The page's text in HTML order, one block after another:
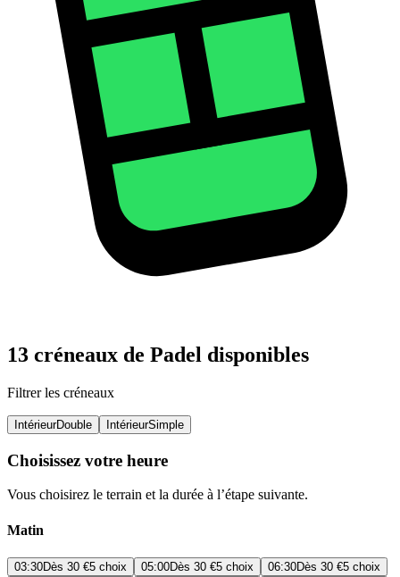
13 créneaux de Padel disponibles
Filtrer les créneaux
IntérieurDouble IntérieurSimple
Choisissez votre heure
Vous choisirez le terrain et la durée à l’étape suivante.
Matin
03:30Dès 30 €5 choix 05:00Dès 30 €5 choix 06:30Dès 30 €5 choix